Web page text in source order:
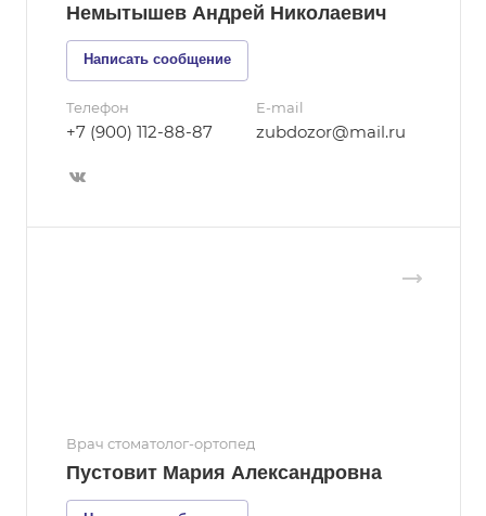
Немытышев Андрей Николаевич
Написать сообщение
Телефон
+7 (900) 112-88-87
E-mail
zubdozor@mail.ru
Врач стоматолог-ортопед
Пустовит Мария Александровна